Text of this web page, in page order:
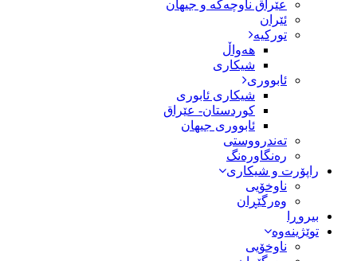
عێراق ناوچەکە و جیهان
ئێران
تورکیە
هەواڵ
شیکاری
ئابووری
شیکاری ئابوری
کوردستان- عێراق
ئابووری جیهان
تەندرووستی
رەنگاورەنگ
راپۆرت و شیکاری
ناوخۆیی
وەرگێڕان
بیروڕا
توێژینەوە
ناوخۆیی